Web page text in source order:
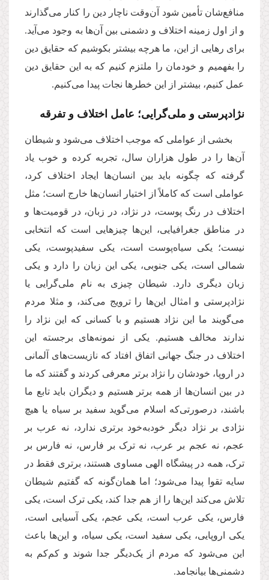
منافع‌شان تأمین شود آن‌وقت ناچار دین را کنار می‌گذارند
و از اول زمینه اختلاف و دشمنی بین آن‌ها به وجود می‌آید.
برای رهایی از این، ما هرچه بیشتر بکوشیم که حقایق دین
را بفهمیم و خودمان را ملتزم کنیم که به این حقایق دین
عمل کنیم، بیشتر از این خطرها نجات پیدا می‌کنیم.
نژادپرستی و ملی‌گرایی؛ عامل اختلاف و تفرقه
بخشی از عواملی که موجب اختلاف می‌شود و شیطان
آن‌ها را در طول هزاران سال، تجربه کرده و خوب یاد
گرفته که چگونه باید بین انسان‌ها ایجاد اختلاف کرد،
عواملی است که کاملاً از اختیار انسان‌ها خارج است؛ مثل
اختلاف در رنگ پوست، در نژاد، در زبان، در قومیت‌ها و
در مناطق جغرافیایی، این‌ها چیزهایی است که انتخابی
نیست؛ یکی سیاه‌پوست است، یکی سفیدپوست، یکی
شمالی است، یکی جنوبی، یکی این زبان را دارد و یکی
زبان دیگری دارد. شیطان چیزی به نام ملی‌گرایی یا
نژادپرستی و امثال این‌ها را ترویج می‌کند، و مثلا مردم
می‌گویند ما این نژاد هستیم و با کسانی که این نژاد را
ندارند مخالف هستیم. یکی از نمونه‌های برجسته این
اختلاف در جنگ جهانی اتفاق افتاد که نازیست‌های آلمانی
در اروپا، خودشان را نژاد برتر معرفی کردند و گفتند که ما
در بین انسان‌ها از همه برتر هستیم و دیگران باید تابع ما
باشند، درصورتی‌که اسلام می‌گوید سفید بر سیاه یا هیچ
نژادی بر نژاد دیگر خودبه‌خود برتری ندارد، نه عرب بر
عجم، نه عجم بر عرب، نه ترک بر فارس، نه فارس بر
ترک، همه در پیشگاه الهی مساوی هستند، برتری فقط در
سایه تقوا پیدا می‌شود؛ اما همان‌گونه که گفتیم شیطان
تلاش می‌کند این‌ها را از هم جدا کند، یکی ترک است، یکی
فارس، یکی عرب است، یکی عجم، یکی آسیایی است،
یکی اروپایی، یکی سفید است، یکی سیاه، و این‌ها باعث
این می‌شود که مردم از یک‌دیگر جدا شوند و کم‌کم به
دشمنی‌ها بیانجامد.